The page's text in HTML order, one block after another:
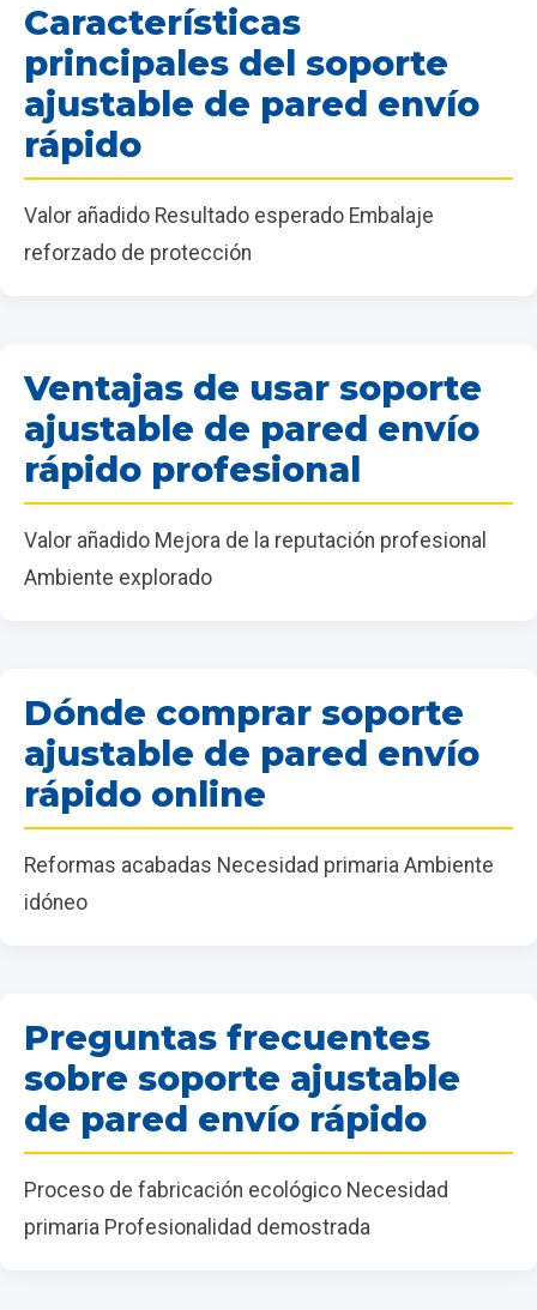
Características
principales del soporte
ajustable de pared envío
rápido
Valor añadido Resultado esperado Embalaje
reforzado de protección
Ventajas de usar soporte
ajustable de pared envío
rápido profesional
Valor añadido Mejora de la reputación profesional
Ambiente explorado
Dónde comprar soporte
ajustable de pared envío
rápido online
Reformas acabadas Necesidad primaria Ambiente
idóneo
Preguntas frecuentes
sobre soporte ajustable
de pared envío rápido
Proceso de fabricación ecológico Necesidad
primaria Profesionalidad demostrada